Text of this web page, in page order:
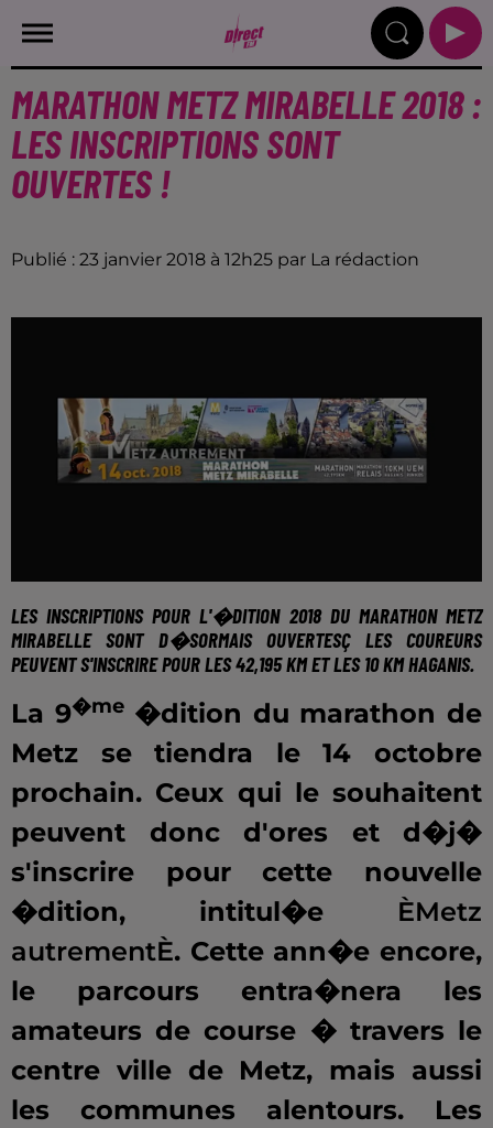
MARATHON METZ MIRABELLE 2018 :
LES INSCRIPTIONS SONT
OUVERTES !
Publié : 23 janvier 2018 à 12h25 par La rédaction
LES INSCRIPTIONS POUR L'�DITION 2018 DU MARATHON METZ
MIRABELLE SONT D�SORMAIS OUVERTESÇ LES COUREURS
PEUVENT S'INSCRIRE POUR LES42,195 KM ET LES 10 KM HAGANIS.
La 9�me�dition du marathon de
Metz se tiendra le 14 octobre
prochain. Ceux qui le souhaitent
peuvent donc d'ores et d�j�
s'inscrire pour cette nouvelle
�dition, intitul�e ÈMetz
autrementÈ. Cette ann�e encore,
le parcours entra�nera les
amateurs de course � travers le
centre ville de Metz, mais aussi
les communes alentours. Les